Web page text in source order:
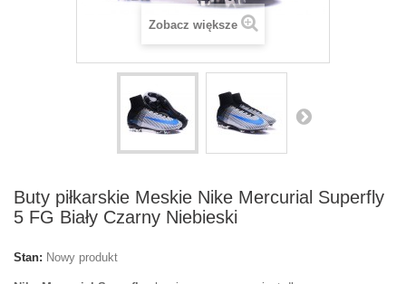
Zobacz większe
Buty piłkarskie Meskie Nike Mercurial Superfly
5 FG Biały Czarny Niebieski
Stan: Nowy produkt